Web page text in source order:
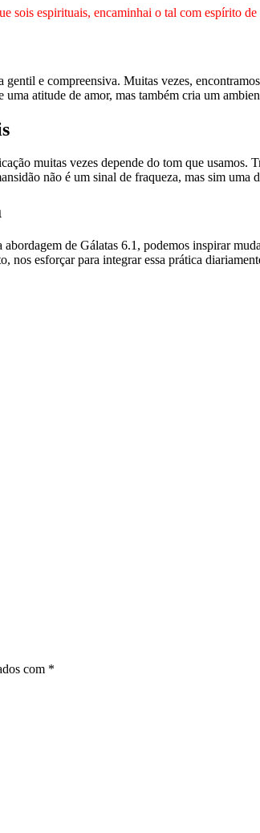
sois espirituais, encaminhai o tal com espírito
e compreensiva. Muitas vezes,
atitude de amor, mas também cria um
muitas vezes depende do tom que usamos.
não é um sinal de fraqueza, mas sim uma
de Gálatas 6.1, podemos inspirar
esforçar para integrar essa prática
com *